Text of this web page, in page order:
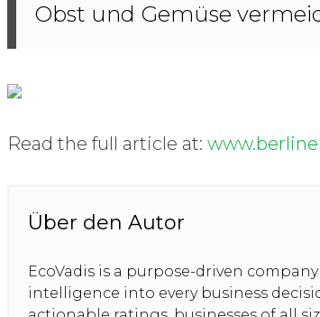
Obst und Gemüse
Read the full article at:
Über den Autor
EcoVadis is a purpose-driven
intelligence into every business